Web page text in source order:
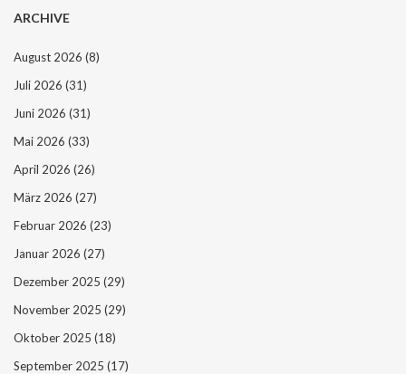
ARCHIVE
August 2026 (8)
Juli 2026 (31)
Juni 2026 (31)
Mai 2026 (33)
April 2026 (26)
März 2026 (27)
Februar 2026 (23)
Januar 2026 (27)
Dezember 2025 (29)
November 2025 (29)
Oktober 2025 (18)
September 2025 (17)